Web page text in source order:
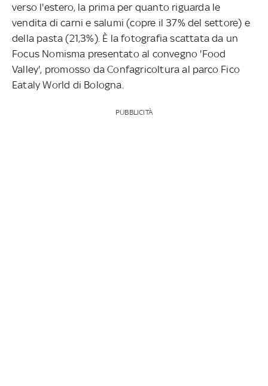
verso l'estero, la prima per quanto riguarda le
vendita di carni e salumi (copre il 37% del settore) e
della pasta (21,3%). È la fotografia scattata da un
Focus Nomisma presentato al convegno 'Food
Valley', promosso da Confagricoltura al parco Fico
Eataly World di Bologna.
PUBBLICITÀ